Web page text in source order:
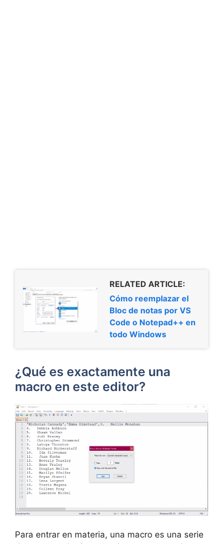
RELATED ARTICLE:
Cómo reemplazar el
Bloc de notas por VS
Code o Notepad++ en
todo Windows
¿Qué es exactamente una
macro en este editor?
Para entrar en materia, una macro es una serie